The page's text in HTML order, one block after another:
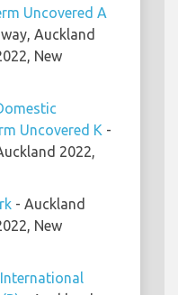
Uncovered A
Auckland
New
Uncovered K -
2022,
- Auckland
New